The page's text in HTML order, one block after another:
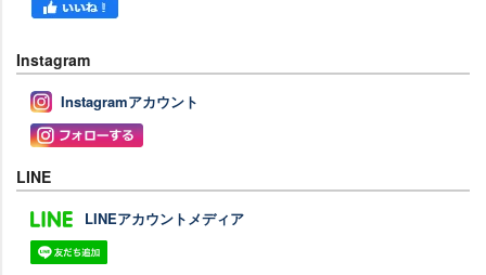
Instagram
Instagramアカウント
LINE
LINEアカウントメディア